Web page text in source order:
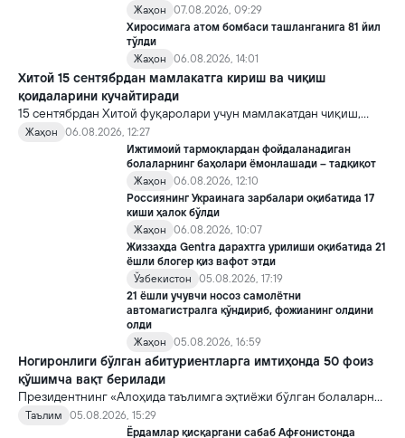
Жаҳон
07.08.2026, 09:29
Хиросимага атом бомбаси ташланганига 81 йил
тўлди
Жаҳон
06.08.2026, 14:01
Хитой 15 сентябрдан мамлакатга кириш ва чиқиш
қоидаларини кучайтиради
15 сентябрдан Хитой фуқаролари учун мамлакатдан чиқиш,
хорижликлар учун эса Хитойга кириш тартиби бўйича янги
қоидалар кучга киради.
Жаҳон
06.08.2026, 12:27
Ижтимоий тармоқлардан фойдаланадиган
болаларнинг баҳолари ёмонлашади – тадқиқот
Жаҳон
06.08.2026, 12:10
Россиянинг Украинага зарбалари оқибатида 17
киши ҳалок бўлди
Жаҳон
06.08.2026, 10:07
Жиззахда Gentra дарахтга урилиши оқибатида 21
ёшли блогер қиз вафот этди
Ўзбекистон
05.08.2026, 17:19
21 ёшли учувчи носоз самолётни
автомагистралга қўндириб, фожианинг олдини
олди
Жаҳон
05.08.2026, 16:59
Ногиронлиги бўлган абитуриентларга имтиҳонда 50 фоиз
қўшимча вақт берилади
Президентнинг «Алоҳида таълимга эҳтиёжи бўлган болаларни
таълим ва ижтимоий хизматлар билан қамраб олиш тизимини
такомиллаштириш бўйича қўшимча чора-тадбирлар
Таълим
05.08.2026, 15:29
Ёрдамлар қисқаргани сабаб Афғонистонда